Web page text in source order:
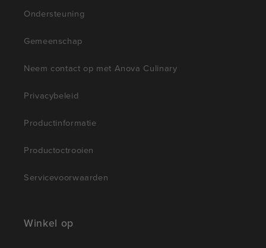
Ondersteuning
Gemeenschap
Neem contact op met Anova Culinary
Privacybeleid
Productinformatie
Productoctrooien
Servicevoorwaarden
Winkel op